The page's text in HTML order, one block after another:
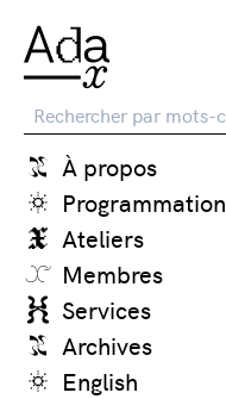
Recherche
À propos
Programmation
Ateliers
Membres
Services
Archives
English